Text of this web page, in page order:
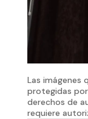
Las imágenes
protegidas
derechos de
requiere